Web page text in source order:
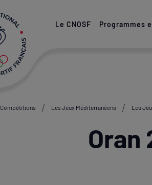
Le CNOSF Programmes
Compétitions Les Jeux Méditerranéens Les
Oran